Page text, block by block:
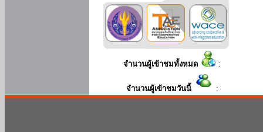
จำนวนผู้เข้าชมทั้งหมด :
จำนวนผู้เข้าชมวันนี้ :